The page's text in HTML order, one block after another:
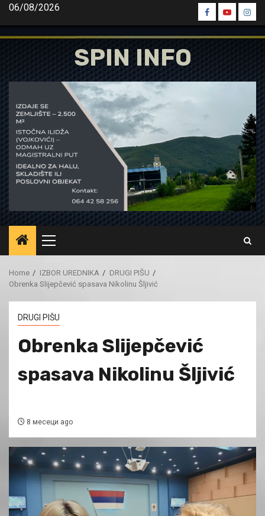
Skip
content
06/08/2026
Spin
Facebook
Spin
Youtube
Spin
SPIN INFO
Primary
Menu
Home IZBOR UREDNIKA
DRUGI PIŠU
Obrenka Slijepčević spasava Nikolinu Šljivić
DRUGI PIŠU
Obrenka Slijepčević
spasava Nikolinu Šljivić
8 месеци ago